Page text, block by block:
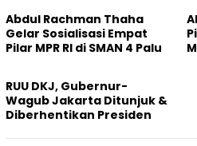
Abdul Rachman Thaha
Gelar Sosialisasi Empat
Pilar MPR RI di SMAN 4 Palu
RUU DKJ, Gubernur-
Wagub Jakarta Ditunjuk &
Diberhentikan Presiden